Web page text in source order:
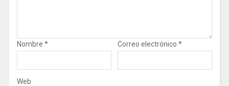
Nombre * Correo electrónico *
Web